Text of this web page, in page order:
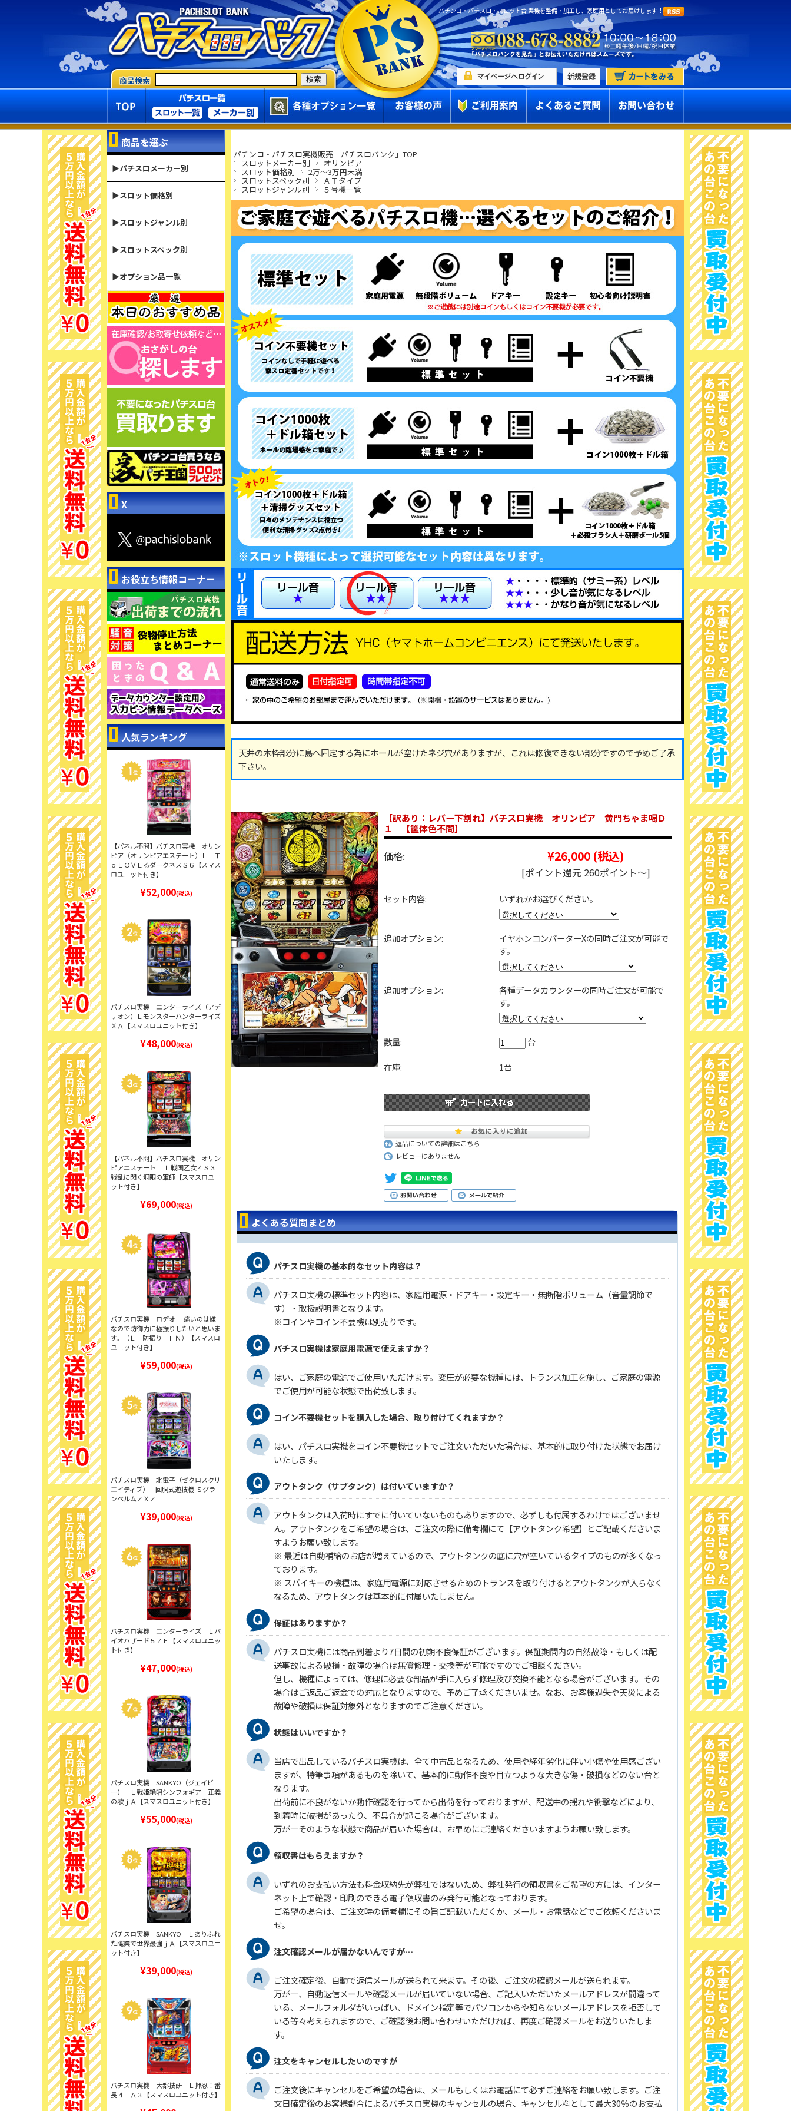
パチンコ・パチスロ・スロット台 実機を整備・加工し、家庭用としてお届けします！
パチンコ・パチスロ実機販売「パチスロバンク」TOP
スロットメーカー別 オリンピア
スロット価格別 2万～3万円未満
スロットスペック別 ＡＴタイプ
スロットジャンル別 ５号機一覧
天井の木枠部分に島へ固定する為にホールが空けたネジ穴がありますが、これは修復できない部分ですので予めご了承
下さい。
【訳あり：レバー下割れ】パチスロ実機 オリンピア 黄門ちゃま喝Ｄ
１ 【筐体色不問】
価格: ¥26,000 (税込)
[ポイント還元 260ポイント～]
セット内容: いずれかお選びください。
追加オプション:
イヤホンコンバーターXの同時ご注文が可能で
す。
追加オプション:
各種データカウンターの同時ご注文が可能で
す。
数量: 台
在庫: 1台
返品についての詳細はこちら
レビューはありません
よくある質問まとめ
パチスロ実機の基本的なセット内容は？
パチスロ実機の標準セット内容は、家庭用電源・ドアキー・設定キー・無断階ボリューム（音量調節で
す）・取扱説明書となります。
※コインやコイン不要機は別売りです。
パチスロ実機は家庭用電源で使えますか？
はい、ご家庭の電源でご使用いただけます。変圧が必要な機種には、トランス加工を施し、ご家庭の電源
でご使用が可能な状態で出荷致します。
コイン不要機セットを購入した場合、取り付けてくれますか？
はい、パチスロ実機をコイン不要機セットでご注文いただいた場合は、基本的に取り付けた状態でお届け
いたします。
アウトタンク（サブタンク）は付いていますか？
アウトタンクは入荷時にすでに付いていないものもありますので、必ずしも付属するわけではございませ
ん。アウトタンクをご希望の場合は、ご注文の際に備考欄にて【アウトタンク希望】とご記載くださいま
すようお願い致します。
※ 最近は自動補給のお店が増えているので、アウトタンクの底に穴が空いているタイプのものが多くなっ
ております。
※ スパイキーの機種は、家庭用電源に対応させるためのトランスを取り付けるとアウトタンクが入らなく
なるため、アウトタンクは基本的に付属いたしません。
保証はありますか？
パチスロ実機には商品到着より7日間の初期不良保証がございます。保証期間内の自然故障・もしくは配
送事故による破損・故障の場合は無償修理・交換等が可能ですのでご相談ください。
但し、機種によっては、修理に必要な部品が手に入らず修理及び交換不能となる場合がございます。その
場合はご返品ご返金での対応となりますので、予めご了承くださいませ。なお、お客様過失や天災による
故障や破損は保証対象外となりますのでご注意ください。
状態はいいですか？
当店で出品しているパチスロ実機は、全て中古品となるため、使用や経年劣化に伴い小傷や使用感ござい
ますが、特筆事項があるものを除いて、基本的に動作不良や目立つような大きな傷・破損などのない台と
なります。
出荷前に不良がないか動作確認を行ってから出荷を行っておりますが、配送中の揺れや衝撃などにより、
到着時に破損があったり、不具合が起こる場合がございます。
万が一そのような状態で商品が届いた場合は、お早めにご連絡くださいますようお願い致します。
領収書はもらえますか？
いずれのお支払い方法も料金収納先が弊社ではないため、弊社発行の領収書をご希望の方には、インター
ネット上で確認・印刷のできる電子領収書のみ発行可能となっております。
ご希望の場合は、ご注文時の備考欄にその旨ご記載いただくか、メール・お電話などでご依頼くださいま
せ。
注文確認メールが届かないんですが…
ご注文確定後、自動で返信メールが送られて来ます。その後、ご注文の確認メールが送られます。
万が一、自動返信メールや確認メールが届いていない場合、ご記入いただいたメールアドレスが間違って
いる、メールフォルダがいっぱい、ドメイン指定等でパソコンからや知らないメールアドレスを拒否して
いる等々考えられますので、ご確認後お問い合わせいただければ、再度ご確認メールをお送りいたしま
す。
注文をキャンセルしたいのですが
ご注文後にキャンセルをご希望の場合は、メールもしくはお電話にて必ずご連絡をお願い致します。ご注
文日確定後のお客様都合によるパチスロ実機のキャンセルの場合、キャンセル料として最大30％のお支払
商品を選ぶ
▶パチスロメーカー別
▶スロット価格別
▶スロットジャンル別
▶スロットスペック別
▶オプション品一覧
X
お役立ち情報コーナー
人気ランキング
【パネル不問】パチスロ実機 オリン
ピア（オリンピアエステート）Ｌ Ｔ
ｏＬＯＶＥるダークネスＳ６【スマス
ロユニット付き】
¥52,000(税込)
パチスロ実機 エンターライズ（アデ
リオン）Ｌモンスターハンターライズ
ＸＡ【スマスロユニット付き】
¥48,000(税込)
【パネル不問】パチスロ実機 オリン
ピアエステート Ｌ戦国乙女４Ｓ３
戦乱に閃く炯眼の軍師【スマスロユニ
ット付き】
¥69,000(税込)
パチスロ実機 ロデオ 痛いのは嫌
なので防御力に極振りしたいと思いま
す。（Ｌ 防振り ＦＮ）【スマスロ
ユニット付き】
¥59,000(税込)
パチスロ実機 北電子（ゼクロスクリ
エイティブ） 回胴式遊技機 Ｓグラ
ンベルムＺＸＺ
¥39,000(税込)
パチスロ実機 エンターライズ Ｌバ
イオハザード５ＺＥ【スマスロユニッ
ト付き】
¥47,000(税込)
パチスロ実機 SANKYO（ジェイビ
ー） Ｌ戦姫絶唱シンフォギア 正義
の歌ｊＡ【スマスロユニット付き】
¥55,000(税込)
パチスロ実機 SANKYO Ｌありふれ
た職業で世界最強ｊＡ【スマスロユニ
ット付き】
¥39,000(税込)
パチスロ実機 大都技研 Ｌ押忍！番
長４ Ａ３【スマスロユニット付き】